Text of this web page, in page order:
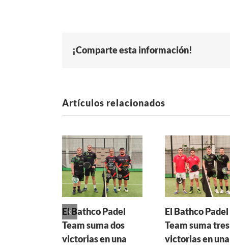
¡Comparte esta información!
Artículos relacionados
El Bathco Padel
Team suma dos
victorias en una
El Bathco Padel
Team suma tres
victorias en una